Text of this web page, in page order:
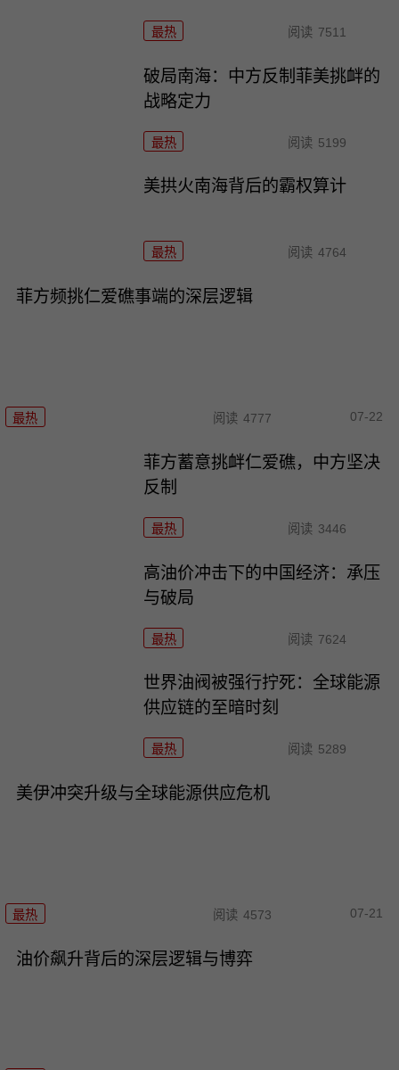
最热 阅读 7511
破局南海：中方反制菲美挑衅的
战略定力
最热 阅读 5199
美拱火南海背后的霸权算计
最热 阅读 4764
菲方频挑仁爱礁事端的深层逻辑
最热 阅读 4777 07-22
菲方蓄意挑衅仁爱礁，中方坚决
反制
最热 阅读 3446
高油价冲击下的中国经济：承压
与破局
最热 阅读 7624
世界油阀被强行拧死：全球能源
供应链的至暗时刻
最热 阅读 5289
美伊冲突升级与全球能源供应危机
最热 阅读 4573 07-21
油价飙升背后的深层逻辑与博弈